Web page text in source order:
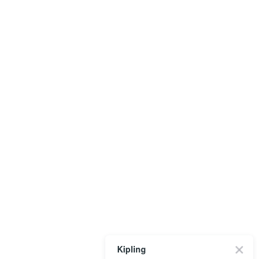
Kipling